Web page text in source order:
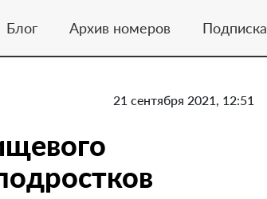
Блог Архив номеров Подписка
21 сентября 2021, 12:51